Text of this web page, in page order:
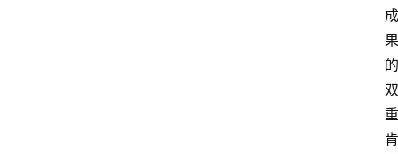
成
果
的
双
重
肯